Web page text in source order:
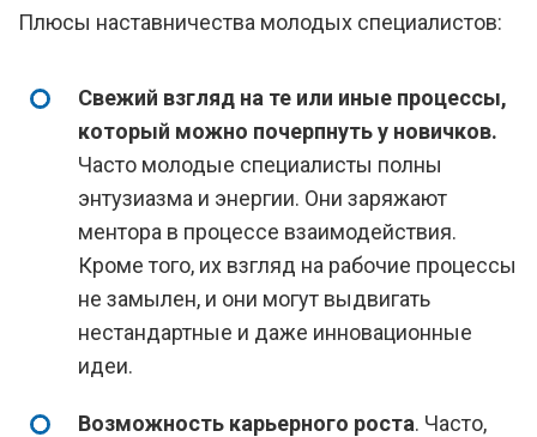
Плюсы наставничества молодых специалистов:
Свежий взгляд на те или иные процессы,
который можно почерпнуть у новичков.
Часто молодые специалисты полны
энтузиазма и энергии. Они заряжают
ментора в процессе взаимодействия.
Кроме того, их взгляд на рабочие процессы
не замылен, и они могут выдвигать
нестандартные и даже инновационные
идеи.
Возможность карьерного роста. Часто,